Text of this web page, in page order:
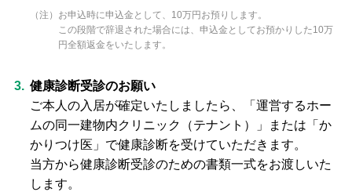
（注）お申込時に申込金として、10万円お預りします。
この段階で辞退された場合には、申込金としてお預かりした10万
円全額返金をいたします。
健康診断受診のお願い
ご本人の入居が確定いたしましたら、「運営するホー
ムの同一建物内クリニック（テナント）」または「か
かりつけ医」で健康診断を受けていただきます。
当方から健康診断受診のための書類一式をお渡しいた
します。